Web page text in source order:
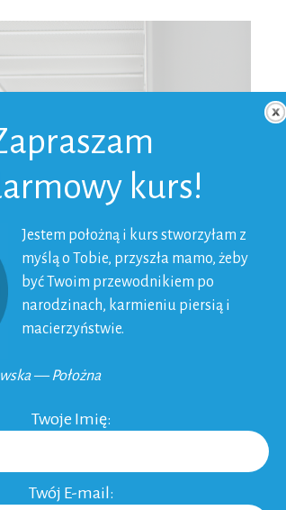
kurs!
Jestem położną i kurs stworzyłam z
myślą o Tobie, przyszła mamo, żeby
być Twoim przewodnikiem po
narodzinach, karmieniu piersią i
macierzyństwie.
— Położna
Twoje Imię:
Twój E-mail: